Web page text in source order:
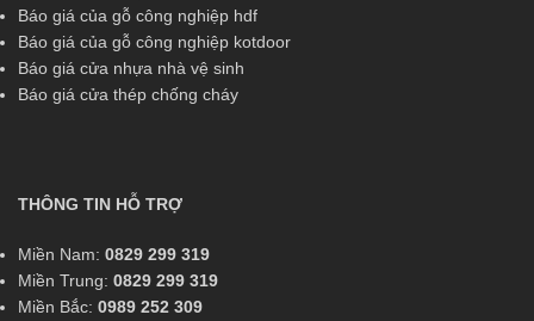
Báo giá của gỗ công nghiệp hdf
Báo giá của gỗ công nghiệp kotdoor
Báo giá cửa nhựa nhà vệ sinh
Báo giá cửa thép chống cháy
THÔNG TIN HỖ TRỢ
Miền Nam: 0829 299 319
Miền Trung: 0829 299 319
Miền Bắc: 0989 252 309